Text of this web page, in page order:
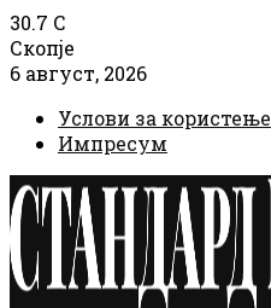
30.7 C
Скопје
6 август, 2026
Услови за користење
Импресум
Facebook
Instagram
Email
Rss